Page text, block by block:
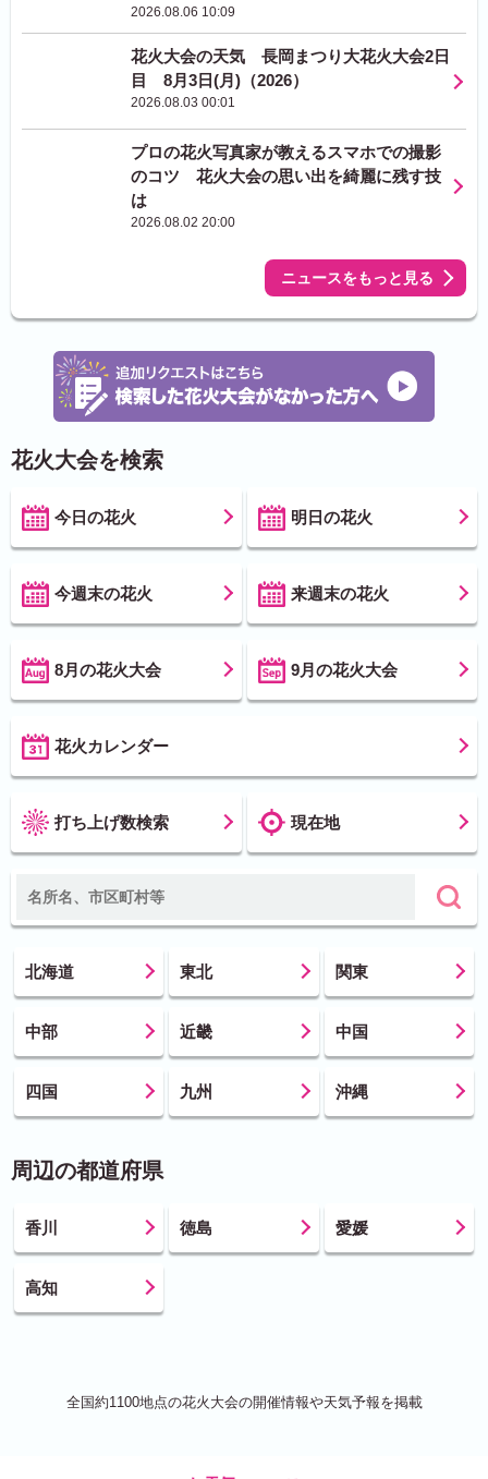
2026.08.06 10:09
花火大会の天気 長岡まつり大花火大会2日
目 8月3日(月)（2026）
2026.08.03 00:01
プロの花火写真家が教えるスマホでの撮影
のコツ 花火大会の思い出を綺麗に残す技
は
2026.08.02 20:00
ニュースをもっと見る
花火大会を検索
今日の花火 明日の花火
今週末の花火 来週末の花火
8月の花火大会 9月の花火大会
花火カレンダー
打ち上げ数検索 現在地
北海道 東北 関東
中部 近畿 中国
四国 九州 沖縄
周辺の都道府県
香川 徳島 愛媛
高知
全国約1100地点の花火大会の開催情報や天気予報を掲載